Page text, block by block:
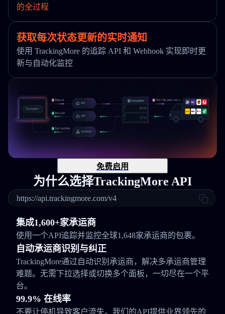
的全过程
获取每次状态更新的实时通知
使用 TrackingMore 的追踪 API 和 Webhook 实现即时更
新与自动化监控
免费启用
为什么选择TrackingMore API
https://api.trackingmore.com/v4
集成1,600+家承运商
使用一个API追踪并监控全球1,648家承运商的包裹。
自动承运商识别与纠正
TrackingMore通过自动识别承运商，解决多承运商管理
难题。无需下拉选择或切换多个面板，一切尽在一个平
台。
99.9% 在线率
不要让停机导致客户流失。我们的API提供业界领先的